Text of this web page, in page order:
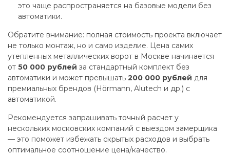
это чаще распространяется на базовые модели без
автоматики.
Обратите внимание: полная стоимость проекта включает
не только монтаж, но и само изделие. Цена самих
утепленных металлических ворот в Москве начинается
от 50 000 рублей за стандартный комплект без
автоматики и может превышать 200 000 рублей для
премиальных брендов (Hörmann, Alutech и др.) с
автоматикой.
Рекомендуется запрашивать точный расчет у
нескольких московских компаний с выездом замерщика
— это поможет избежать скрытых расходов и выбрать
оптимальное соотношение цена/качество.